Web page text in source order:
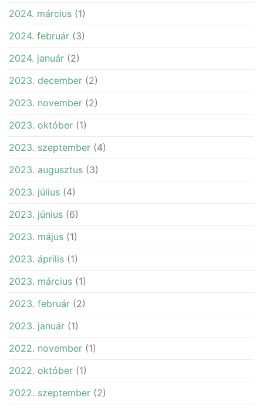
2024. március (1)
2024. február (3)
2024. január (2)
2023. december (2)
2023. november (2)
2023. október (1)
2023. szeptember (4)
2023. augusztus (3)
2023. július (4)
2023. június (6)
2023. május (1)
2023. április (1)
2023. március (1)
2023. február (2)
2023. január (1)
2022. november (1)
2022. október (1)
2022. szeptember (2)